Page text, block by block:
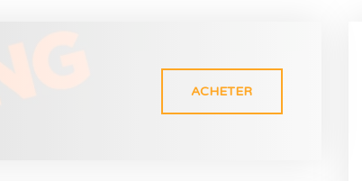
ACHETER